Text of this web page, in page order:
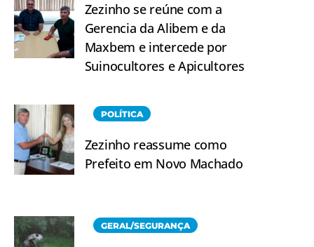
Zezinho se reúne com a
Gerencia da Alibem e da
Maxbem e intercede por
Suinocultores e Apicultores
POLÍTICA
Zezinho reassume como
Prefeito em Novo Machado
GERAL/SEGURANÇA